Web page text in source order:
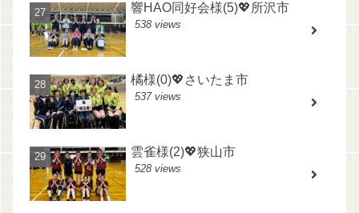
響HAO同好会様(5)💖所沢市
538 views
橘様(0)💖さいたま市
537 views
雲雀様(2)💖狭山市
528 views